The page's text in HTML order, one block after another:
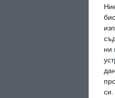
ни
си.